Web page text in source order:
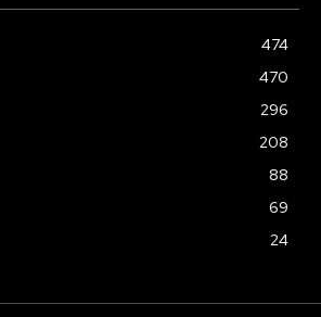
474
470
296
208
88
69
24